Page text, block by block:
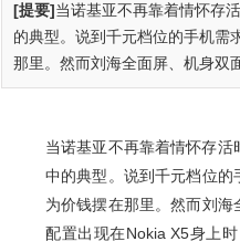
[提要]当诺基亚不再靠着情怀存
的典型。说到千元档位的手机需
那里。然而刘海全面屏、机身双
当诺基亚不再靠着情怀存
中的典型。说到千元档位的
为价钱摆在那里。然而刘
配置出现在Nokia X5身上